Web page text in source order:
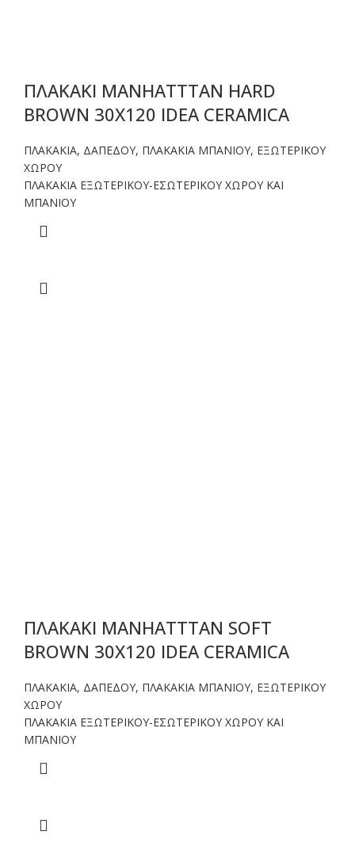
ΠΛΑΚΑΚΙ MANHATTTAN HARD
BROWN 30X120 IDEA CERAMICA
ΠΛΑΚΑΚΙΑ, ΔΑΠΕΔΟΥ, ΠΛΑΚΑΚΙΑ ΜΠΑΝΙΟΥ, ΕΞΩΤΕΡΙΚΟΥ
ΧΩΡΟΥ
ΠΛΑΚΑΚΙΑ ΕΞΩΤΕΡΙΚΟΥ-ΕΣΩΤΕΡΙΚΟΥ ΧΩΡΟΥ ΚΑΙ
ΜΠΑΝΙΟΥ
ΠΛΑΚΑΚΙ MANHATTTAN SOFT
BROWN 30X120 IDEA CERAMICA
ΠΛΑΚΑΚΙΑ, ΔΑΠΕΔΟΥ, ΠΛΑΚΑΚΙΑ ΜΠΑΝΙΟΥ, ΕΞΩΤΕΡΙΚΟΥ
ΧΩΡΟΥ
ΠΛΑΚΑΚΙΑ ΕΞΩΤΕΡΙΚΟΥ-ΕΣΩΤΕΡΙΚΟΥ ΧΩΡΟΥ ΚΑΙ
ΜΠΑΝΙΟΥ